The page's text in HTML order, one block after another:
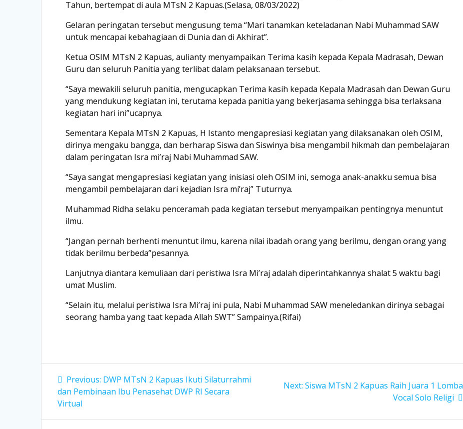
Tahun, bertempat di aula MTsN 2 Kapuas.(Selasa, 08/03/2022)
Gelaran peringatan tersebut mengusung tema “Mari tanamkan keteladanan Nabi Muhammad SAW
untuk mencapai kebahagiaan di Dunia dan di Akhirat”.
Ketua OSIM MTsN 2 Kapuas, aulianty menyampaikan Terima kasih kepada Kepala Madrasah, Dewan
Guru dan seluruh Panitia yang terlibat dalam pelaksanaan tersebut.
“Saya mewakili seluruh panitia, mengucapkan Terima kasih kepada Kepala Madrasah dan Dewan Guru
yang mendukung kegiatan ini, terutama kepada panitia yang bekerjasama sehingga bisa terlaksana
kegiatan hari ini”ucapnya.
Sementara Kepala MTsN 2 Kapuas, H Istanto mengapresiasi kegiatan yang dilaksanakan oleh OSIM,
dirinya mengaku bangga, dan berharap Siswa dan Siswinya bisa mengambil hikmah dan pembelajaran
dalam peringatan Isra mi’raj Nabi Muhammad SAW.
“Saya sangat mengapresiasi kegiatan yang inisiasi oleh OSIM ini, semoga anak-anakku semua bisa
mengambil pembelajaran dari kejadian Isra mi’raj” Tuturnya.
Muhammad Ridha selaku penceramah pada kegiatan tersebut menyampaikan pentingnya menuntut
ilmu.
“Jangan pernah berhenti menuntut ilmu, karena nilai ibadah orang yang berilmu, dengan orang yang
tidak berilmu berbeda”pesannya.
Lanjutnya diantara kemuliaan dari peristiwa Isra Mi’raj adalah diperintahkannya shalat 5 waktu bagi
umat Muslim.
“Selain itu, melalui peristiwa Isra Mi’raj ini pula, Nabi Muhammad SAW meneledankan dirinya sebagai
seorang hamba yang taat kepada Allah SWT” Sampainya.(Rifai)
Navigasi
pos
Previous: Previous
post:
DWP MTsN 2 Kapuas Ikuti Silaturrahmi
dan Pembinaan Ibu Penasehat DWP RI Secara
Virtual
Next: Next
Siswa MTsN 2 Kapuas Raih Juara 1 Lomba
Vocal Solo Religi